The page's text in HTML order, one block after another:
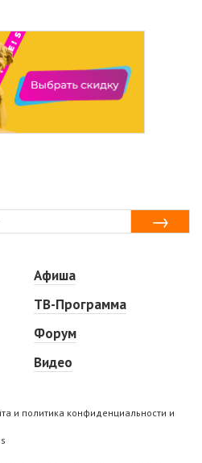
Афиша
ТВ-Программа
Форум
Видео
и политика конфиденциальности и